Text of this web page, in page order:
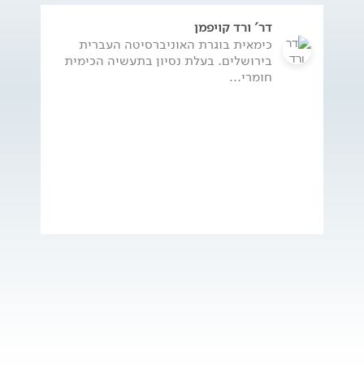
דר' ורד קויפמן
כימאית בוגרת האוניברסיטה העברית
בירושלים. בעלת נסיון בתעשיה הכימית
חומרי...